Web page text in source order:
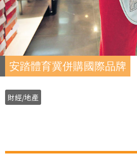
安踏體育冀併購國際品牌
財經/地產